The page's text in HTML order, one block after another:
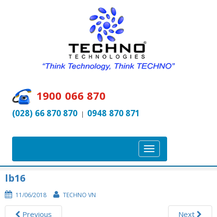
1900 066 870
(028) 66 870 870 | 0948 870 871
T
o
lb16
11/06/2018 TECHNO VN
Previous Next